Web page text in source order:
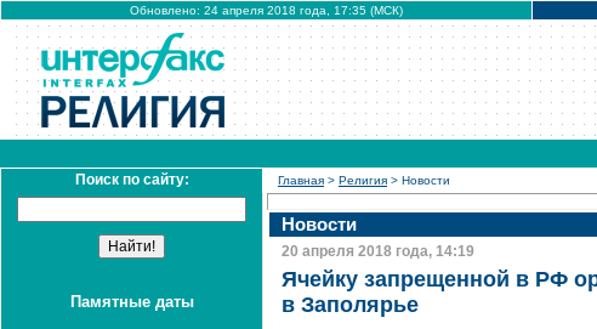
Обновлено: 24 апреля 2018 года, 17:35 (МСК)
Поиск по сайту:
Памятные даты
Главная > Религия > Новости
Новости
20 апреля 2018 года, 14:19
Ячейку запрещенной в РФ
в Заполярье